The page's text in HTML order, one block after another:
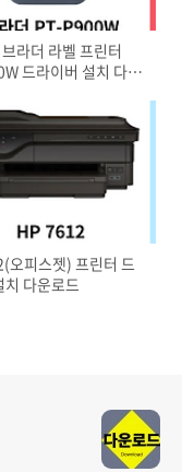
라더 라벨 프린터
드라이버 설치 다운
오피스젯) 프린터 드
치 다운로드